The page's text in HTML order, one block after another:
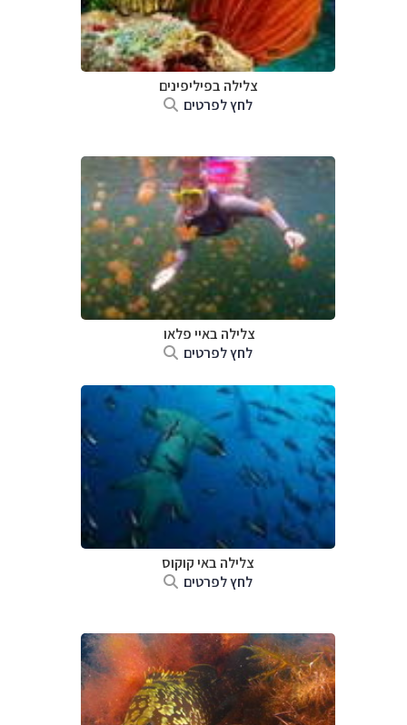
צלילה בפיליפינים
לחץ לפרטים
צלילה באיי פלאו
לחץ לפרטים
צלילה באי קוקוס
לחץ לפרטים